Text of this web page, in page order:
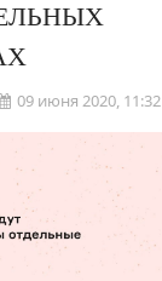
09 июня 2020, 11:32